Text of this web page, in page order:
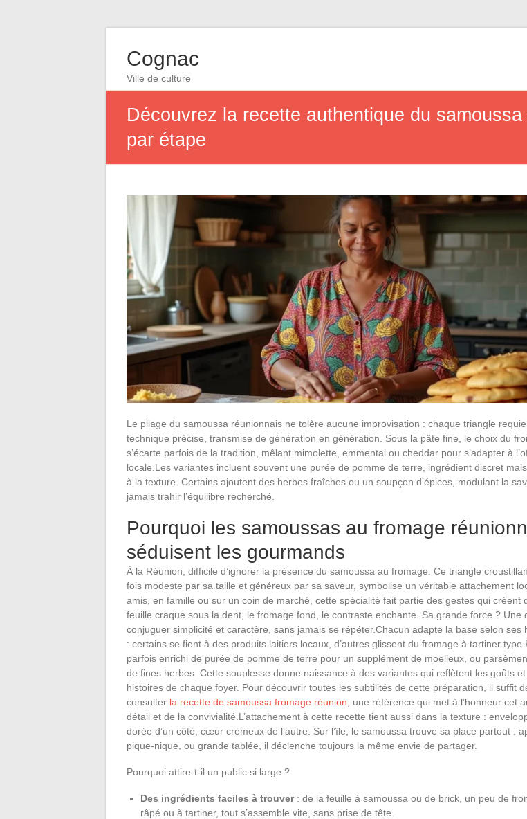
Cognac
Ville de culture
Découvrez la recette authentique du
par étape
Le pliage du samoussa réunionnais ne tolère aucune improvisation : chaque triangle
technique précise, transmise de génération en génération. Sous la pâte fine, le choix du
s’écarte parfois de la tradition, mêlant mimolette, emmental ou cheddar pour s’adapter à
locale.Les variantes incluent souvent une purée de pomme de terre, ingrédient discret
à la texture. Certains ajoutent des herbes fraîches ou un soupçon d’épices, modulant la
jamais trahir l’équilibre recherché.
Pourquoi les samoussas au fromage
séduisent les gourmands
À la Réunion, difficile d’ignorer la présence du samoussa au fromage. Ce triangle
fois modeste par sa taille et généreux par sa saveur, symbolise un véritable attachement
amis, en famille ou sur un coin de marché, cette spécialité fait partie des gestes qui créent
feuille craque sous la dent, le fromage fond, le contraste enchante. Sa grande force ? Une
conjuguer simplicité et caractère, sans jamais se répéter.Chacun adapte la base selon ses
: certains se fient à des produits laitiers locaux, d’autres glissent du fromage à tartiner type
parfois enrichi de purée de pomme de terre pour un supplément de moelleux, ou
de fines herbes. Cette souplesse donne naissance à des variantes qui reflètent les goûts
histoires de chaque foyer. Pour découvrir toutes les subtilités de cette préparation, il suffit
consulter la recette de samoussa fromage réunion , une référence qui met à l’honneur cet
détail et de la convivialité.L’attachement à cette recette tient aussi dans la texture :
dorée d’un côté, cœur crémeux de l’autre. Sur l’île, le samoussa trouve sa place partout :
pique-nique, ou grande tablée, il déclenche toujours la même envie de partager.
Pourquoi attire-t-il un public si large ?
Des ingrédients faciles à trouver: de la feuille à samoussa ou de brick, un peu de
râpé ou à tartiner, tout s’assemble vite, sans prise de tête.